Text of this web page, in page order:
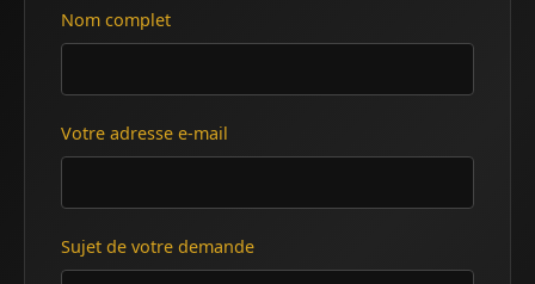
Nom complet
Votre adresse e-mail
Sujet de votre demande